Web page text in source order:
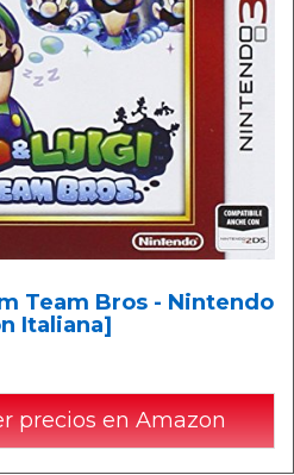
Team Bros - Nintendo
Italiana]
precios en Amazon